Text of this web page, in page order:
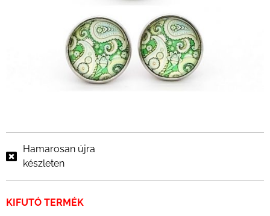
Hamarosan újra
készleten
KIFUTÓ TERMÉK